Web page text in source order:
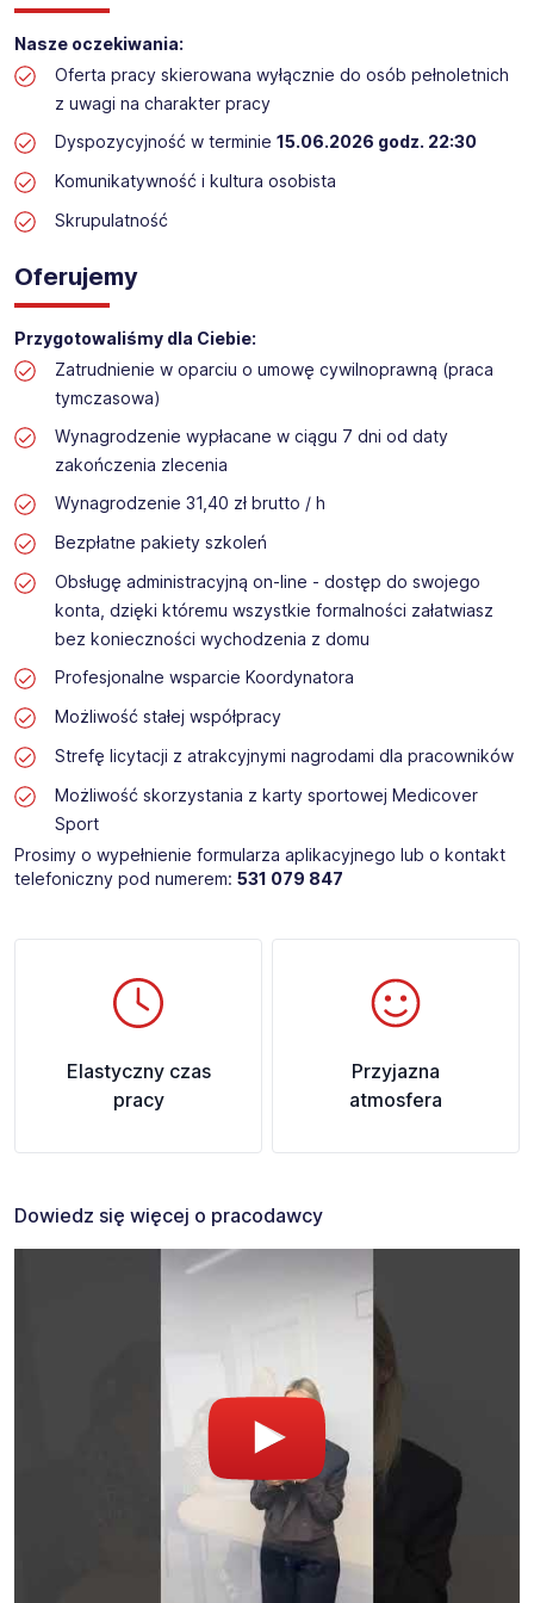
Nasze oczekiwania:
Oferta pracy skierowana wyłącznie do osób pełnoletnich
z uwagi na charakter pracy
Dyspozycyjność w terminie 15.06.2026 godz. 22:30
Komunikatywność i kultura osobista
Skrupulatność
Oferujemy
Przygotowaliśmy dla Ciebie:
Zatrudnienie w oparciu o umowę cywilnoprawną (praca
tymczasowa)
Wynagrodzenie wypłacane w ciągu 7 dni od daty
zakończenia zlecenia
Wynagrodzenie 31,40 zł brutto / h
Bezpłatne pakiety szkoleń
Obsługę administracyjną on-line - dostęp do swojego
konta, dzięki któremu wszystkie formalności załatwiasz
bez konieczności wychodzenia z domu
Profesjonalne wsparcie Koordynatora
Możliwość stałej współpracy
Strefę licytacji z atrakcyjnymi nagrodami dla pracowników
Możliwość skorzystania z karty sportowej Medicover
Sport
Prosimy o wypełnienie formularza aplikacyjnego lub o kontakt
telefoniczny pod numerem: 531 079 847
Elastyczny czas
pracy
Przyjazna
atmosfera
Dowiedz się więcej o pracodawcy